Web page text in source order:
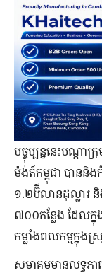
បច្ចុប្បន្ននេះ​បណ្
ម៉ង់ត៍កម្ពុជា បាន
១.២ប៊ីលានដុល្លារ និ
៧០០កន្លែង ដែលក្
កម្លាំងពលកម្មក្នុង
សមាគមមានលទ្ធភ